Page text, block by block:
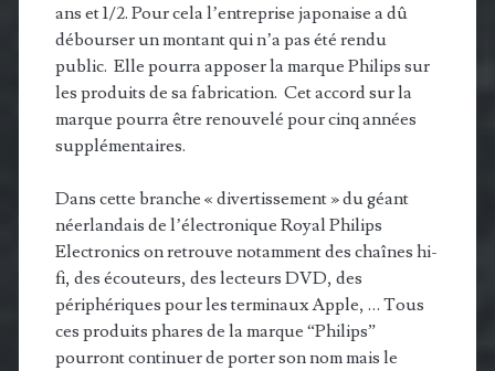
ans et 1/2. Pour cela l’entreprise japonaise a dû
débourser un montant qui n’a pas été rendu
public. Elle pourra apposer la marque Philips sur
les produits de sa fabrication. Cet accord sur la
marque pourra être renouvelé pour cinq années
supplémentaires.
Dans cette branche « divertissement » du géant
néerlandais de l’électronique Royal Philips
Electronics on retrouve notamment des chaînes hi-
fi, des écouteurs, des lecteurs DVD, des
périphériques pour les terminaux Apple, … Tous
ces produits phares de la marque “Philips”
pourront continuer de porter son nom mais le